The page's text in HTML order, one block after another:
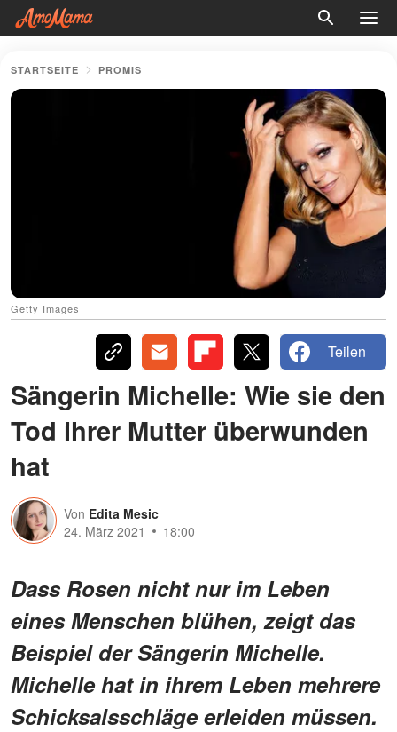
STARTSEITE PROMIS
Getty Images
Teilen
Sängerin Michelle: Wie sie den
Tod ihrer Mutter überwunden
hat
Von Edita Mesic
24. März 2021
18:00
Dass Rosen nicht nur im Leben
eines Menschen blühen, zeigt das
Beispiel der Sängerin Michelle.
Michelle hat in ihrem Leben mehrere
Schicksalsschläge erleiden müssen.